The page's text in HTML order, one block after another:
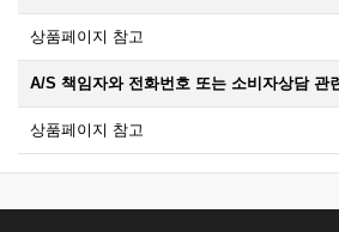
상품페이지 참고
A/S 책임자와 전화번호 또는 소비자상담 관
상품페이지 참고